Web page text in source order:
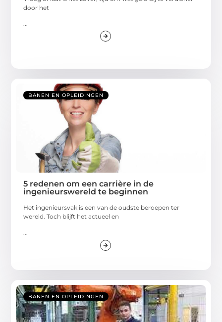
door het
...
BANEN EN OPLEIDINGEN
5 redenen om een carrière in de
ingenieurswereld te beginnen
Het ingenieursvak is een van de oudste beroepen ter
wereld. Toch blijft het actueel en
BANEN EN OPLEIDINGEN